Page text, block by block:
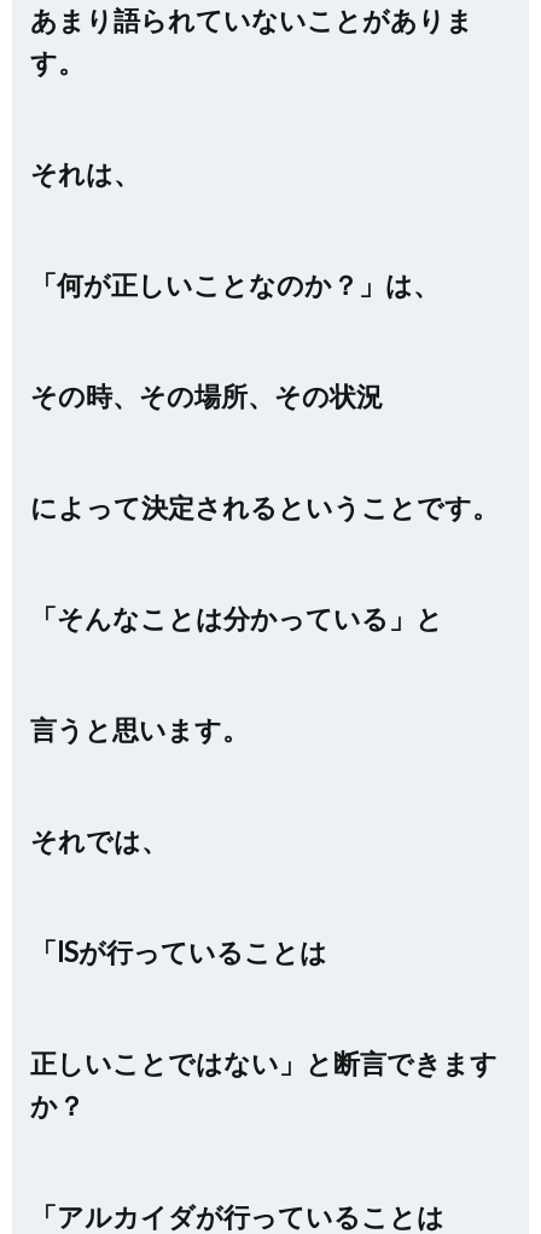
あまり語られていないことがありま
す。
それは、
「何が正しいことなのか？」は、
その時、その場所、その状況
によって決定されるということです。
「そんなことは分かっている」と
言うと思います。
それでは、
「ISが行っていることは
正しいことではない」と断言できます
か？
「アルカイダが行っていることは